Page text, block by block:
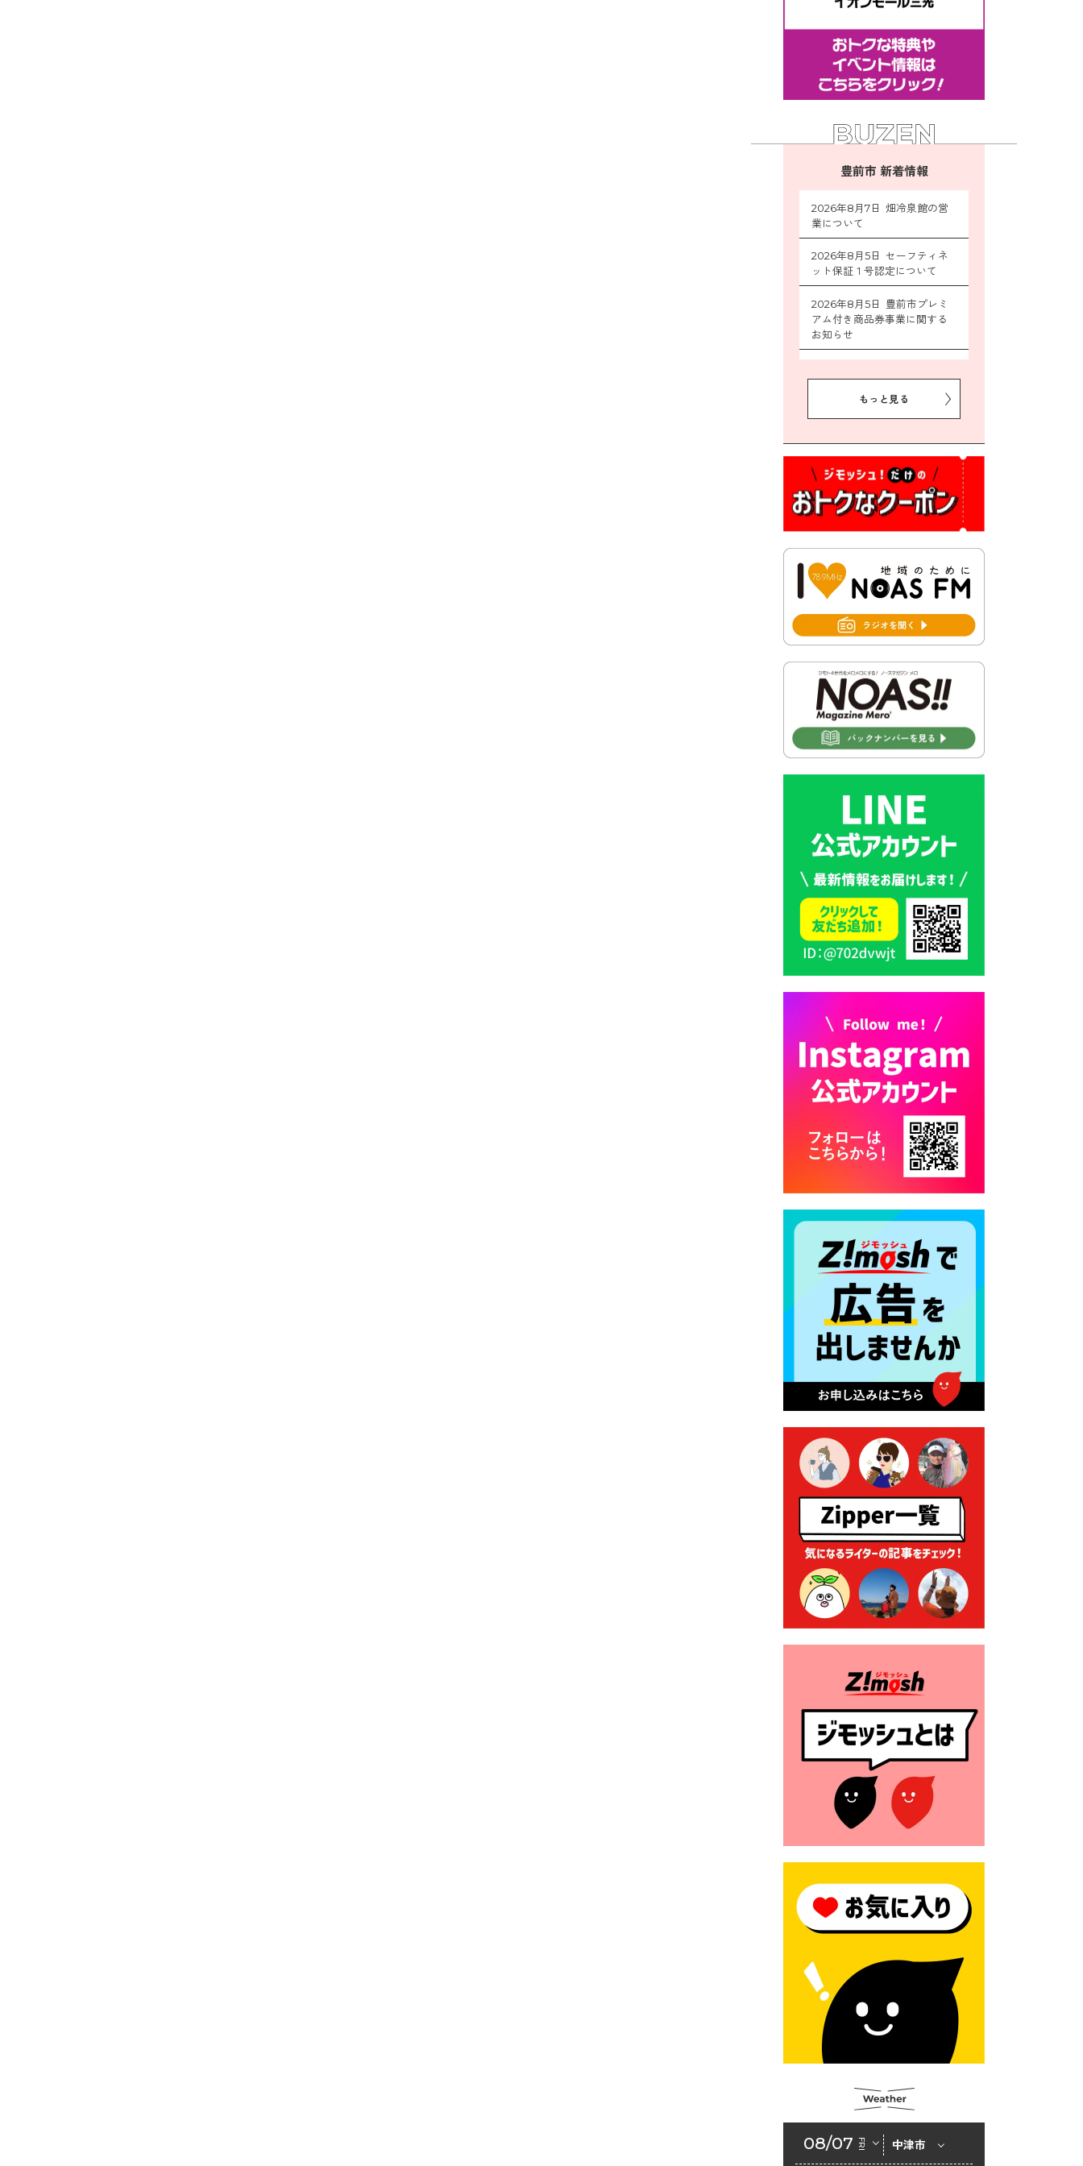
豊前市 新着情報
2026年8月7日 畑冷泉館の営
業について
2026年8月5日 セーフティネ
ット保証１号認定について
2026年8月5日 豊前市プレミ
アム付き商品券事業に関する
お知らせ
ン作戦参加者募集
対抗「福岡駅伝」出場選手募
集！
2026年7月31日 第６次豊前市
総合計画後期基本計画策定業
書が変わります！
2026年7月30日 豊前市立豊前
中学校の進捗状況について
2026年7月30日 豊前市立学校
2026年7月30日 豊前市立学校
紹介≪再編計画の見直しにつ
いて≫
2026年7月29日 豊前市指定ご
み袋販売のお知らせ
2026年7月28日 豊前カラス天
狗みなと祭り（花火大会）開
催決定！
2026年7月28日 令和8年度
京築地区水道企業団職員採用
試験（募集）
2026年7月27日 マイナンバー
カード交付に伴う休日および
平日夜間開庁の案内
2026年7月22日 令和８年度
「こども文化パスポート事
2026年7月21日 卜仙の郷 お
盆期間の営業時間のお知らせ
2026年7月17日 バス経路検索
のご利用案内
2026年7月10日 台湾伝統音楽
団体 「北埔八音団・楽善軒」
公演開催のお知らせ
ンディング型ふるさと納税の
実施について
2026年7月9日 農地法等に係
る各種申請に係る登記事項証
明書の添付省略について
2026年7月9日 廃食用油の回
収
2026年7月7日 「おゆずりコ
ーナー」について
2026年7月1日 豊前市民プール
一般開放
（令和８年４月１日施行）
格改定
2026年6月23日 公告一覧（市
内業者対象）を更新しまし
2026年6月23日 （一財）豊前
市佐野・則尾育英会奨学生募
2026年6月18日 セアカゴケグ
モにご注意ください！
ェルターの指定
2026年6月10日 令和８年経済
センサス-活動調査
2026年6月9日 令和８年第３
回定例会「一般質問一覧表」
2026年6月5日 新婚世帯の家
2026年6月2日 戸籍に氏名の
振り仮名が記載されます
もっと見る
08/07 FRI 中津市